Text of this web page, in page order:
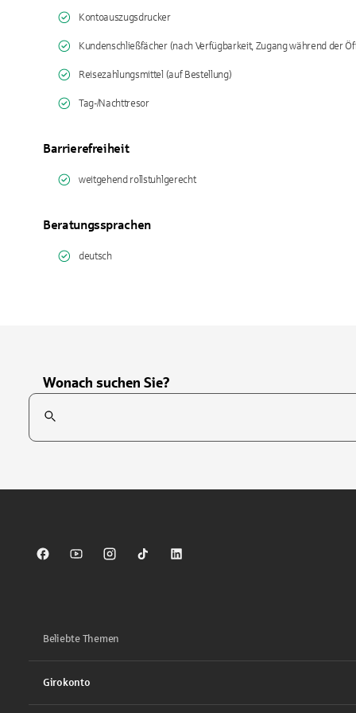
Kontoauszugsdrucker
Kundenschließfächer (nach Verfügbarkeit, Zugang während der
Reisezahlungsmittel (auf Bestellung)
Tag-/Nachttresor
Barrierefreiheit
weitgehend rollstuhlgerecht
Beratungssprachen
deutsch
Wonach suchen Sie?
Suchfeld
Sparkasse auf Facebook
Sparkasse auf Youtube
Sparkasse auf Instagram
Sparkasse auf TikTok
Sparkasse auf LinkedIn
Beliebte Themen
Girokonto